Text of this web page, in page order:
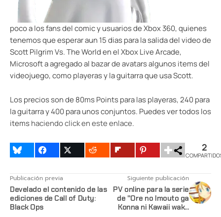
poco a los fans del comic y usuarios de Xbox 360, quienes
tenemos que esperar aun 15 dias para la salida del video de
Scott Pilgrim Vs. The World en el Xbox Live Arcade,
Microsoft a agregado al bazar de avatars algunos items del
videojuego, como playeras y la guitarra que usa Scott.
Los precios son de 80ms Points para las playeras, 240 para
la guitarra y 400 para unos conjuntos. Puedes ver todos los
itemshaciendo click en este enlace.
2
Publicación previa
Develado el contenido de las
ediciones de Call of Duty:
Black Ops
Siguiente publicación
PV online para la serie
de "Ore no Imouto ga
Konna ni Kawaii wake